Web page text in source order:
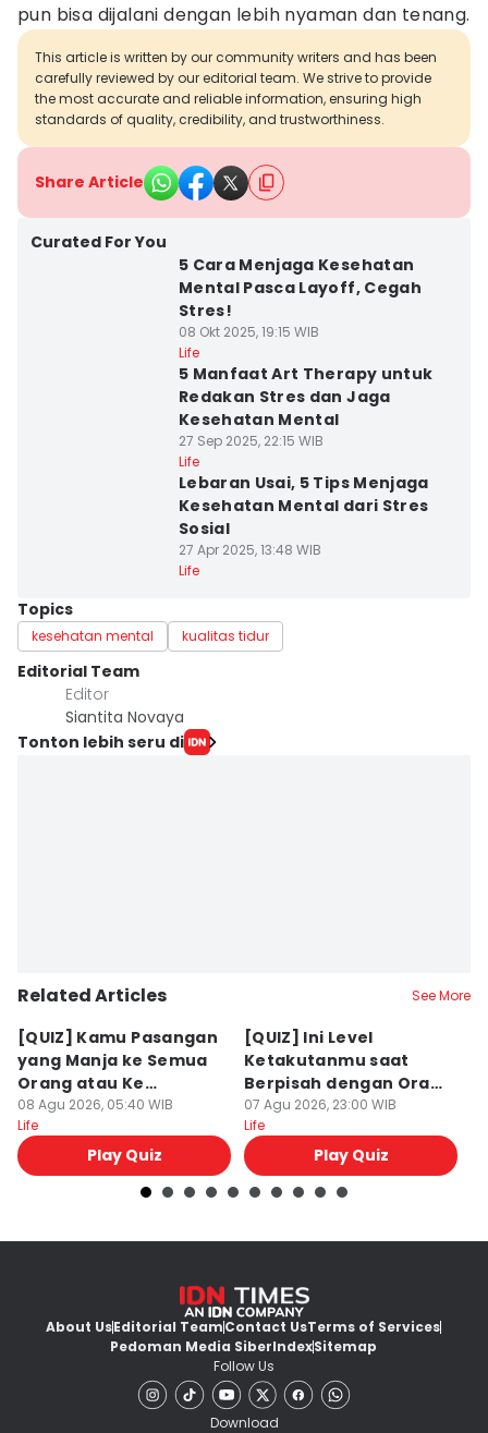
pun bisa dijalani dengan lebih nyaman dan tenang.
This article is written by our community writers and has been
carefully reviewed by our editorial team. We strive to provide
the most accurate and reliable information, ensuring high
standards of quality, credibility, and trustworthiness.
Share Article
Curated For You
5 Cara Menjaga Kesehatan
Mental Pasca Layoff, Cegah
Stres!
08 Okt 2025, 19:15 WIB
Life
5 Manfaat Art Therapy untuk
Redakan Stres dan Jaga
Kesehatan Mental
27 Sep 2025, 22:15 WIB
Life
Lebaran Usai, 5 Tips Menjaga
Kesehatan Mental dari Stres
Sosial
27 Apr 2025, 13:48 WIB
Life
Topics
kesehatan mental kualitas tidur
Editorial Team
Editor
Siantita Novaya
Tonton lebih seru di
Related Articles See More
[QUIZ] Kamu Pasangan
yang Manja ke Semua
Orang atau Ke
Pasangan Aja?
08 Agu 2026, 05:40 WIB
Life
Play Quiz
[QUIZ] Ini Level
Ketakutanmu saat
Berpisah dengan Orang
Lain
07 Agu 2026, 23:00 WIB
Life
Play Quiz
About UsEditorial TeamContact UsTerms of Services
Pedoman Media SiberIndexSitemap
Follow Us
Download